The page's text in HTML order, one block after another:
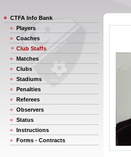
CTFA Info Bank
Players
Coaches
Club Staffs
Matches
Clubs
Stadiums
Penalties
Referees
Observers
Status
Instructions
Forms - Contracts